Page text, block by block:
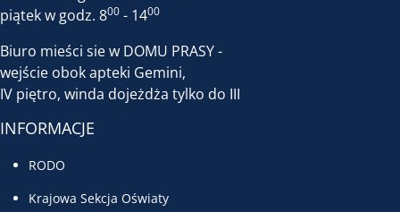
piątek w godz. 800 - 1400
Biuro mieści sie w DOMU PRASY -
wejście obok apteki Gemini,
IV piętro, winda dojeżdża tylko do III
INFORMACJE
RODO
Krajowa Sekcja Oświaty